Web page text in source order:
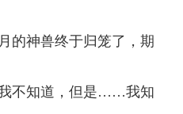
的神兽终于归笼了，期
不知道，但是……我知